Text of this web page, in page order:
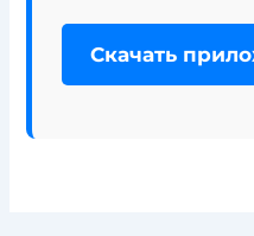
Скачать